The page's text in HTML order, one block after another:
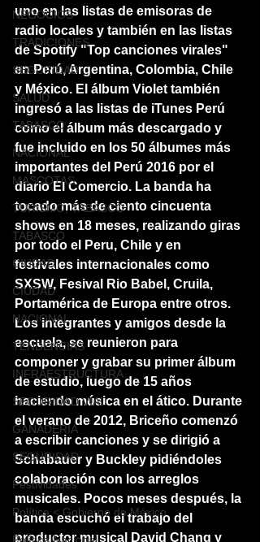
NEGOCIOS
TRADICIONES
SEGURIDAD
SALUD
TABASCO
NACIONAL
MASCOTAS
TURISMO, TABASCO
TABASCO
CIUDAD
CIUDAD
NACIONAL
TENDENCIAS
INFRAESTRUCTURA
SEGURIDAD VIAL
GANADERIA
SEGURIDAD
Festividades
Política < Gobierno de México
uno en las listas de emisoras de
radio locales y también en las listas
de Spotify "Top canciones virales"
en Perú, Argentina, Colombia, Chile
y México. El álbum Violet también
ingresó a las listas de iTunes Perú
como el álbum más descargado y
fue incluido en los 50 álbumes más
importantes del Perú 2016 por el
diario El Comercio. La banda ha
tocado más de ciento cincuenta
shows en 18 meses, realizando giras
por todo el Peru, Chile y en
festivales internacionales como
SXSW, Fesival Rio Babel, Cruila,
Portamérica de Europa entre otros.
Los integrantes y amigos desde la
escuela, se reunieron para
componer y grabar su primer álbum
de estudio, luego de 15 años
haciendo música en el ático. Durante
el verano de 2012, Briceño comenzó
a escribir canciones y se dirigió a
Schabauer y Buckley pidiéndoles
colaboración con los arreglos
musicales. Pocos meses después, la
banda escuchó el trabajo del
productor musical David Chang y